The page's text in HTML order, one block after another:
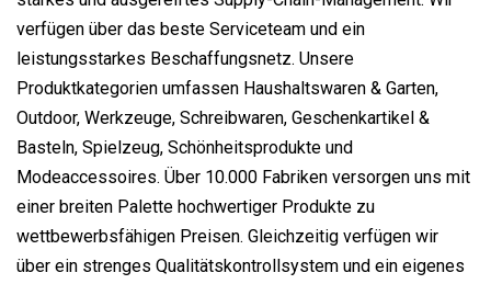
verfügen über das beste Serviceteam und ein
leistungsstarkes Beschaffungsnetz. Unsere
Produktkategorien umfassen Haushaltswaren & Garten,
Outdoor, Werkzeuge, Schreibwaren, Geschenkartikel &
Basteln, Spielzeug, Schönheitsprodukte und
Modeaccessoires. Über 10.000 Fabriken versorgen uns mit
einer breiten Palette hochwertiger Produkte zu
wettbewerbsfähigen Preisen. Gleichzeitig verfügen wir
über ein strenges Qualitätskontrollsystem und ein eigenes